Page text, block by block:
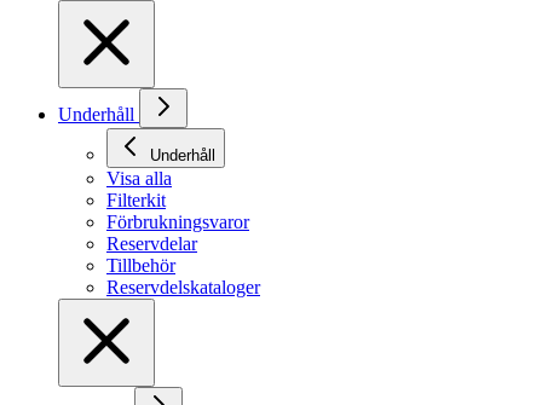
Underhåll
Underhåll
Visa alla
Filterkit
Förbrukningsvaror
Reservdelar
Tillbehör
Reservdelskataloger